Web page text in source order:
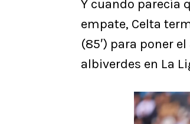
Y cuando parecía
empate, Celta
(85′) para poner
albiverdes en La